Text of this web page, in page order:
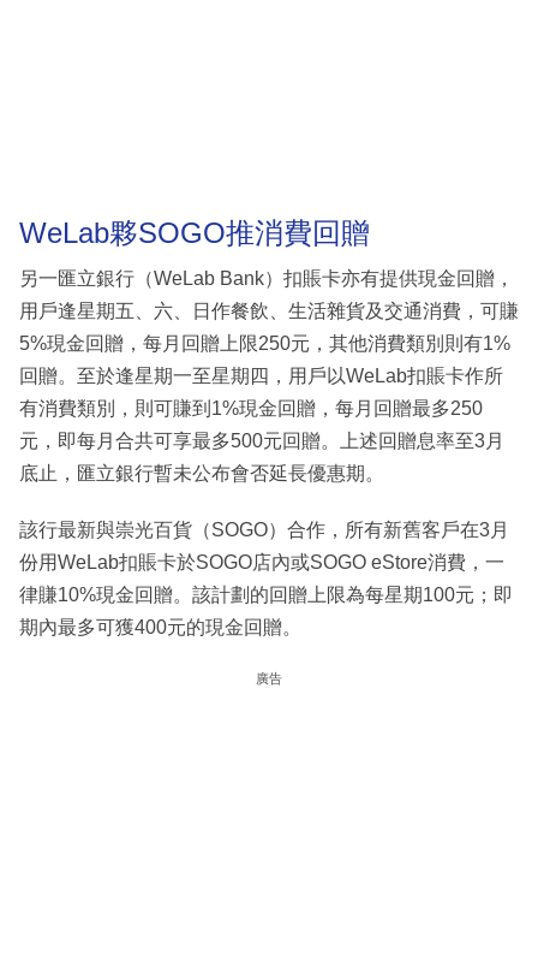
WeLab夥SOGO推消費回贈
另一匯立銀行（WeLab Bank）扣賬卡亦有提供現金回贈，
用戶逢星期五、六、日作餐飲、生活雜貨及交通消費，可賺
5%現金回贈，每月回贈上限250元，其他消費類別則有1%
回贈。至於逢星期一至星期四，用戶以WeLab扣賬卡作所
有消費類別，則可賺到1%現金回贈，每月回贈最多250
元，即每月合共可享最多500元回贈。上述回贈息率至3月
底止，匯立銀行暫未公布會否延長優惠期。
該行最新與崇光百貨（SOGO）合作，所有新舊客戶在3月
份用WeLab扣賬卡於SOGO店內或SOGO eStore消費，一
律賺10%現金回贈。該計劃的回贈上限為每星期100元；即
期內最多可獲400元的現金回贈。
廣告